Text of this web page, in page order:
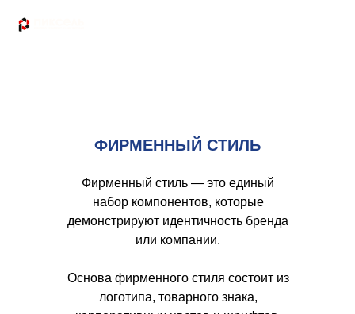
ФИРМЕННЫЙ СТИЛЬ
Фирменный стиль — это единый
набор компонентов, которые
демонстрируют идентичность бренда
или компании.
Основа фирменного стиля состоит из
логотипа, товарного знака,